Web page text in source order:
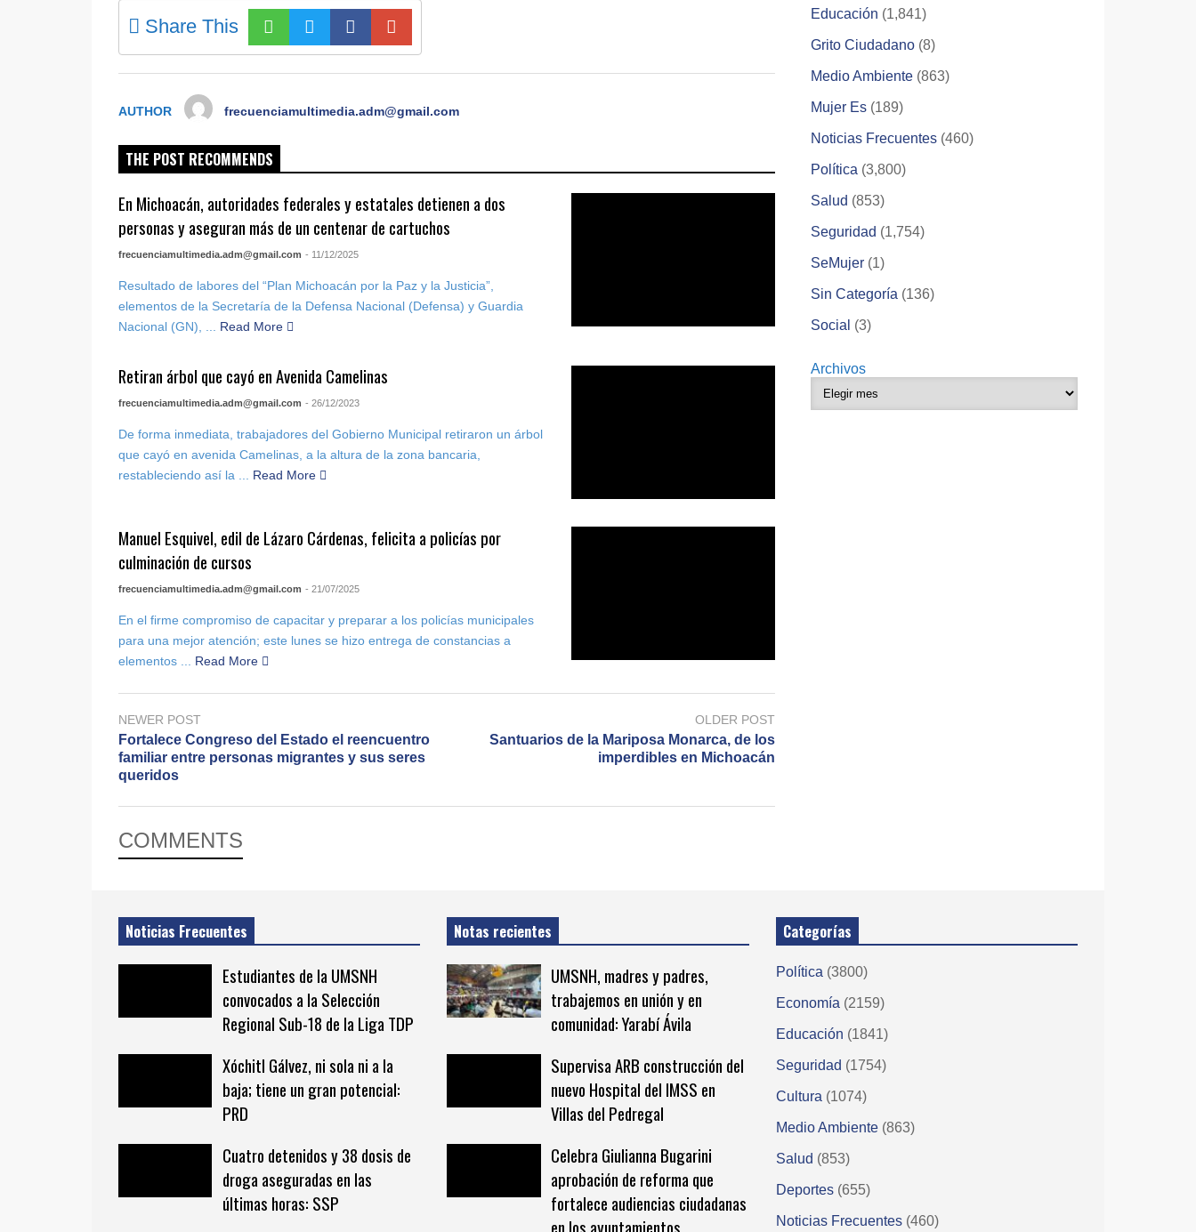
Share This
AUTHOR frecuenciamultimedia.adm@gmail.com
THE POST RECOMMENDS
En Michoacán, autoridades federales y estatales detienen a dos
personas y aseguran más de un centenar de cartuchos
frecuenciamultimedia.adm@gmail.com - 11/12/2025
Resultado de labores del “Plan Michoacán por la Paz y la Justicia”,
elementos de la Secretaría de la Defensa Nacional (Defensa) y Guardia
Nacional (GN), ...
Read More
Retiran árbol que cayó en Avenida Camelinas
frecuenciamultimedia.adm@gmail.com - 26/12/2023
De forma inmediata, trabajadores del Gobierno Municipal retiraron un árbol
que cayó en avenida Camelinas, a la altura de la zona bancaria,
restableciendo así la ... Read More
Manuel Esquivel, edil de Lázaro Cárdenas, felicita a policías por
culminación de cursos
frecuenciamultimedia.adm@gmail.com - 21/07/2025
En el firme compromiso de capacitar y preparar a los policías municipales
para una mejor atención; este lunes se hizo entrega de constancias a
elementos ...
Read More
NEWER POST
Fortalece Congreso del Estado el reencuentro
familiar entre personas migrantes y sus seres
queridos
OLDER POST
Santuarios de la Mariposa Monarca, de los
imperdibles en Michoacán
COMMENTS
Educación (1,841)
Grito Ciudadano (8)
Medio Ambiente (863)
Mujer Es (189)
Noticias Frecuentes (460)
Política (3,800)
Salud (853)
Seguridad (1,754)
SeMujer (1)
Sin Categoría (136)
Social (3)
Archivos
Noticias Frecuentes
Estudiantes de la UMSNH
convocados a la Selección
Regional Sub-18 de la Liga TDP
Xóchitl Gálvez, ni sola ni a la
baja; tiene un gran potencial:
PRD
Cuatro detenidos y 38 dosis de
droga aseguradas en las
últimas horas: SSP
Notas recientes
UMSNH, madres y padres,
trabajemos en unión y en
comunidad: Yarabí Ávila
Supervisa ARB construcción del
nuevo Hospital del IMSS en
Villas del Pedregal
Celebra Giulianna Bugarini
aprobación de reforma que
fortalece audiencias ciudadanas
en los ayuntamientos
Categorías
Política (3800)
Economía (2159)
Educación (1841)
Seguridad (1754)
Cultura (1074)
Medio Ambiente (863)
Salud (853)
Deportes (655)
Noticias Frecuentes (460)